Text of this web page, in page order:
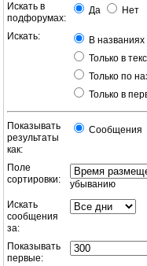
Искать в
подфорумах:
Да Нет
Искать:
В
Только в
Только по
Только в
Показывать
результаты
как:
Сообщения
Поле
сортировки:
убыванию
Искать
сообщения
за:
Показывать
первые: